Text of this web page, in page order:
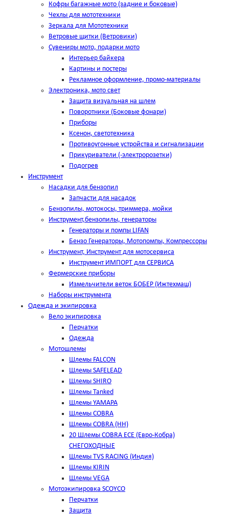
Кофры багажные мото (задние и боковые)
Чехлы для мототехники
Зеркала для Мототехники
Ветровые щитки (Ветровики)
Сувениры мото, подарки мото
Интерьер байкера
Картины и постеры
Рекламное оформление, промо-материалы
Электроника, мото свет
Защита визуальная на шлем
Поворотники (Боковые фонари)
Приборы
Ксенон, светотехника
Противоугонные устройства и сигнализации
Прикуриватели (-электророзетки)
Подогрев
Инструмент
Насадки для бензопил
Запчасти для насадок
Бензопилы, мотокосы, триммера, мойки
Инструмент,бензопилы, генераторы
Генераторы и помпы LIFAN
Бензо Генераторы, Мотопомпы, Компрессоры
Инструмент, Инструмент для мотосервиса
Инструмент ИМПОРТ для СЕРВИСА
Фермерские приборы
Измельчители веток БОБЕР (Ижтехмаш)
Наборы инструмента
Одежда и экипировка
Вело экипировка
Перчатки
Одежда
Мотошлемы
Шлемы FALCON
Шлемы SAFELEAD
Шлемы SHIRO
Шлемы Tanked
Шлемы YAMAPA
Шлемы COBRA
Шлемы COBRA (HH)
20 Шлемы COBRA ECE (Евро-Кобра)
СНЕГОХОДНЫЕ
Шлемы TVS RACING (Индия)
Шлемы KIRIN
Шлемы VEGA
Мотоэкипировка SCOYCO
Перчатки
Защита